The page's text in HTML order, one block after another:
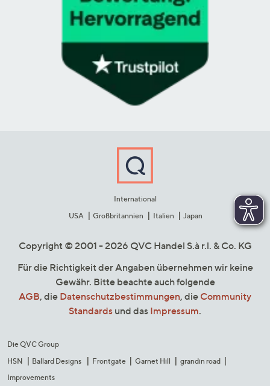
International
USA
Großbritannien Italien Japan
Copyright © 2001 - 2026 QVC Handel S.à r.l. & Co. KG
Für die Richtigkeit der Angaben übernehmen wir keine
Gewähr. Bitte beachte auch folgende
AGB, die Datenschutzbestimmungen, die Community
Standards und das Impressum.
Die QVC Group
HSN
Ballard Designs Frontgate Garnet Hill
grandin road
Improvements